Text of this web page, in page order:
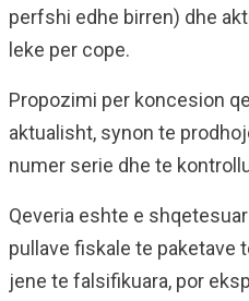
perfshi edhe birren) dhe
leke per cope.
Propozimi per koncesion
aktualisht, synon te
numer serie dhe te
Qeveria eshte e
pullave fiskale te paketave
jene te falsifikuara, por